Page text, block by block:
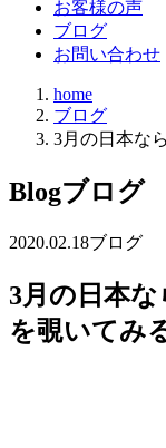
お客様の声
ブログ
お問い合わせ
home
ブログ
3月の日本な
Blogブログ
2020.02.18ブログ
3月の日本な
を覗いてみ